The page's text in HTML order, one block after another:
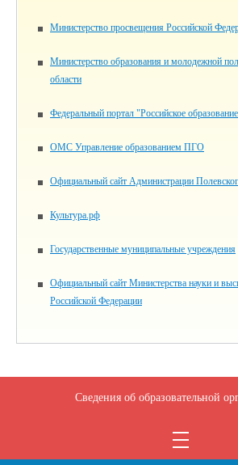
Министерство просвещения Российской
Министерство образования и молодежной
области
Федеральный портал "Российское
ОМС Управление образованием ПГО
Официальный сайт Администрации
Культура.рф
Государственные муниципальные учреждения
Официальный сайт Министерства науки и
Российской Федерации
Сведения об образовательной